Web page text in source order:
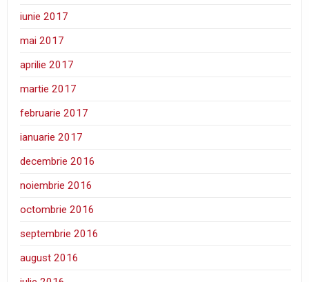
iunie 2017
mai 2017
aprilie 2017
martie 2017
februarie 2017
ianuarie 2017
decembrie 2016
noiembrie 2016
octombrie 2016
septembrie 2016
august 2016